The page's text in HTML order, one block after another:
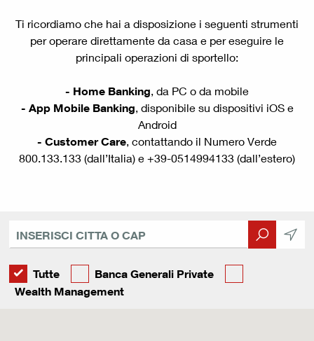
Ti ricordiamo che hai a disposizione i seguenti strumenti
per operare direttamente da casa e per eseguire le
principali operazioni di sportello:
- Home Banking, da PC o da mobile
- App Mobile Banking, disponibile su dispositivi iOS e
Android
- Customer Care, contattando il Numero Verde
800.133.133 (dall’Italia) e +39-0514994133 (dall’estero)
Tutte
Banca Generali Private
Wealth Management